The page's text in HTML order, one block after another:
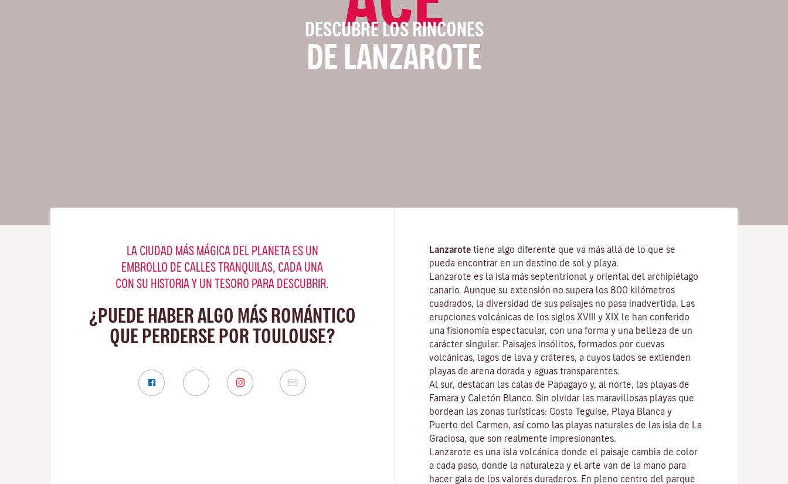
DESCUBRE LOS RINCONES
DE LANZAROTE
LA CIUDAD MÁS MÁGICA DEL PLANETA ES UN
EMBROLLO DE CALLES TRANQUILAS, CADA UNA
CON SU HISTORIA Y UN TESORO PARA DESCUBRIR.
¿PUEDE HABER ALGO MÁS ROMÁNTICO
QUE PERDERSE POR TOULOUSE?
Lanzarote tiene algo diferente que va más allá de lo que se
pueda encontrar en un destino de sol y playa.
Lanzarote es la isla más septentrional y oriental del archipiélago
canario. Aunque su extensión no supera los 800 kilómetros
cuadrados, la diversidad de sus paisajes no pasa inadvertida. Las
erupciones volcánicas de los siglos XVIII y XIX le han conferido
una fisionomía espectacular, con una forma y una belleza de un
carácter singular. Paisajes insólitos, formados por cuevas
volcánicas, lagos de lava y cráteres, a cuyos lados se extienden
playas de arena dorada y aguas transparentes.
Al sur, destacan las calas de Papagayo y, al norte, las playas de
Famara y Caletón Blanco . Sin olvidar las maravillosas playas que
bordean las zonas turísticas: Costa Teguise Playa Blanca y
Puerto del Carmen , así como las playas naturales de las isla de
La
Graciosa , que son realmente impresionantes.
Lanzarote es una isla volcánica donde el paisaje cambia de color
a cada paso, donde la naturaleza y el arte van de la mano para
hacer gala de los valores duraderos. En pleno centro del parque